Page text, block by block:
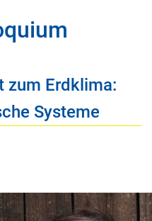
zum Erdklima:
Systeme